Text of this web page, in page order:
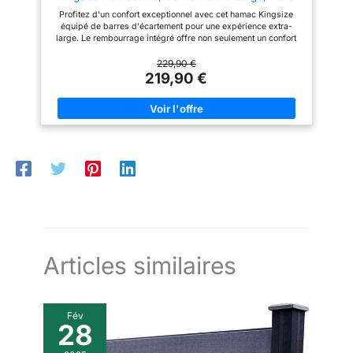
- Red Pepper, Hamac
Profitez d'un confort exceptionnel avec cet hamac Kingsize
équipé de barres d'écartement pour une expérience extra-
large. Le rembourrage intégré offre non seulement un confort
vous permettant de vous détendre en toute saison. Fabriquée
avec une fibre en polypropylène spécialement conçue pour
répondre aux exigences particulières des hamacs, cette
création La Siesta allie durabilité et performance. Le hamac
Alabama, réputé pour sa qualité, offre une expérience de
détente optimale grâce à la quantité de cordons de
longueur de tissu de 210 cm, nécessitant un espacement
229,90 €
219,90 €
Articles similaires
Fév
28